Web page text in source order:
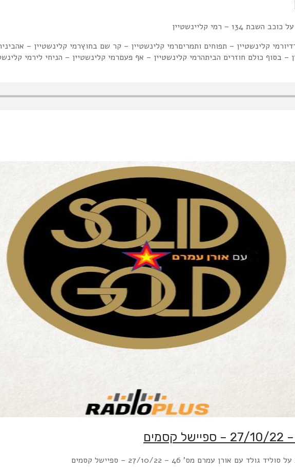
על כוכב השבת 134 – רמי קליינשטיין
קלינשטיין – תפוחים ותמריםרמי קלינשטיין – קר שם בחוץרמי קלינשטיין –
בסוף כולם חוזרים הביתהרמי קלינשטיין – אף פעםרמי קלינשטיין – הניחי לירמי
על סוליד גולד עם אורן עמרם מס' 46 – 27/10/22 – ספיישל קסמים